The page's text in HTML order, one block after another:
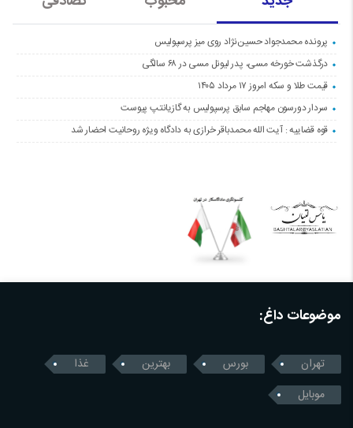
پرونده محمدجواد حسین‌نژاد روی میز پرسپولیس
درگذشت خورخه مسی، پدر لیونل مسی در ۶۸ سالگی
قیمت طلا و سکه امروز ۱۷ مرداد ۱۴۰۵
سردار دورسون مهاجم سابق پرسپولیس به گازیانتپ پیوست
قوه قضاییه : آیت الله محمدباقر خرازی به دادگاه ویژه روحانیت احضار شد
موضوعات داغ:
تهران بورس بهترین
غذا
موبایل